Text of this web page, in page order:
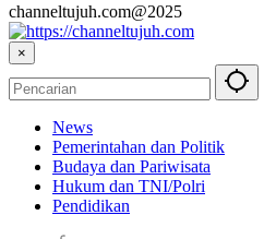
channeltujuh.com@2025
×
News
Pemerintahan dan Politik
Budaya dan Pariwisata
Hukum dan TNI/Polri
Pendidikan